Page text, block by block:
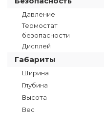
Давление
Термостат
безопасности
Дисплей
Габариты
Ширина
Глубина
Высота
Вес